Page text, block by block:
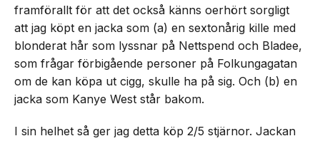
framförallt för att det också känns oerhört sorgligt
att jag köpt en jacka som (a) en sextonårig kille med
blonderat hår som lyssnar på Nettspend och Bladee,
som frågar förbigående personer på Folkungagatan
om de kan köpa ut cigg, skulle ha på sig. Och (b) en
jacka som Kanye West står bakom.
I sin helhet så ger jag detta köp 2/5 stjärnor. Jackan